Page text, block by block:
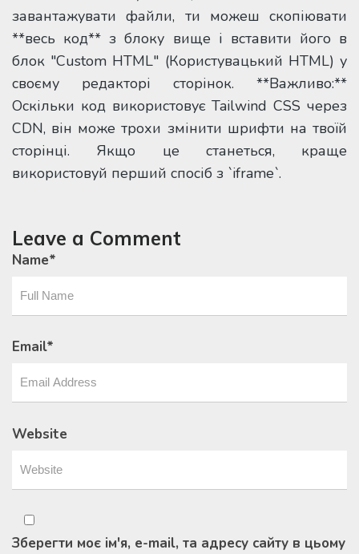
завантажувати файли, ти можеш скопіювати
**весь код** з блоку вище і вставити його в
блок "Custom HTML" (Користувацький HTML) у
своєму редакторі сторінок. **Важливо:**
Оскільки код використовує Tailwind CSS через
CDN, він може трохи змінити шрифти на твоїй
сторінці. Якщо це станеться, краще
використовуй перший спосіб з `iframe`.
Leave a Comment
Name*
Email*
Website
Зберегти моє ім'я, e-mail, та адресу сайту в цьому